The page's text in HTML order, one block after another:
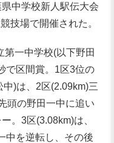
中学校新人駅伝大会
技場で開催された。
一中学校(以下野田
区間賞。1区3位の
)は、2区(2.09km)三
頭の野田一中に追い
。3区(3.08km)は、
中を逆転し、その後